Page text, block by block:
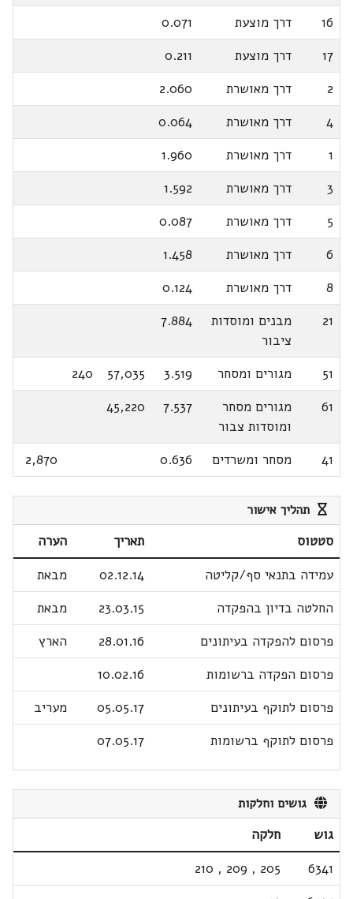
16
דרך מוצעת
0.071
17
דרך מוצעת
0.211
2
דרך מאושרת
2.060
4
דרך מאושרת
0.064
1
דרך מאושרת
1.960
3
דרך מאושרת
1.592
5
דרך מאושרת
0.087
6
דרך מאושרת
1.458
8
דרך מאושרת
0.124
21
מבנים ומוסדות
ציבור
7.884
51 מגורים ומסחר 3.519
57,035
240
61
מגורים מסחר
ומוסדות צבור
7.537
45,220
41 מסחר ומשרדים 0.636
2,870
תהליך אישור
סטטוס תאריך
הערה
עמידה בתנאי סף/קליטה
02.12.14
מבאת
החלטה בדיון בהפקדה
23.03.15
מבאת
פרסום להפקדה בעיתונים
28.01.16
הארץ
פרסום הפקדה ברשומות
10.02.16
פרסום לתוקף בעיתונים
05.05.17
מעריב
פרסום לתוקף ברשומות
07.05.17
גושים וחלקות
גוש
חלקה
6341
205
,
209
,
210